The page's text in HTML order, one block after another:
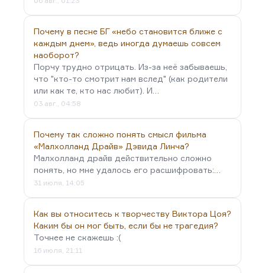
Почему в песне БГ «небо становится ближе с
каждым днем», ведь иногда думаешь совсем
наоборот?
Порчу трудно отрицать. Из-за неё забываешь,
что "кто-то смотрит нам вслед" (как родители
или как те, кто нас любит). И…
03 авг., 04:58
Почему так сложно понять смысл фильма
«Малхолланд Драйв» Дэвида Линча?
Малхолланд драйв действительно сложно
понять, но мне удалось его расшифровать:…
31 июля, 14:05
Как вы относитесь к творчеству Виктора Цоя?
Каким бы он мог быть, если бы не трагедия?
Точнее не скажешь :(
16 июля, 21:11